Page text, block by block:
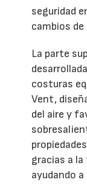
seguridad
cambios
La parte
costuras
Vent,
del aire y
gracias a
ayudando